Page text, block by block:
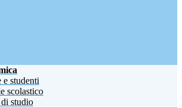
e studenti
scolastico
studio